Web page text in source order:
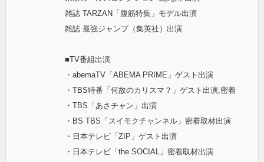
雑誌 TARZAN「腹筋特集」モデル出演
雑誌 最強ジャンプ（集英社）出演
■TV番組出演
・abemaTV「ABEMA PRIME」ゲスト出演
・TBS特番「何故のカリスマ？」ゲスト出演,密着
・TBS「あさチャン」出演
・BS TBS「スイモクチャンネル」密着取材出演
・日本テレビ「ZIP」ゲスト出演
・日本テレビ「the SOCIAL」密着取材出演